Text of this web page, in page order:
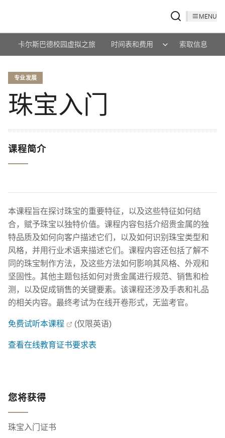
MENU
卡尔斯巴德校园虚拟之旅 时间表和费用 索取信息
专业发展
珠宝入门
课程简介
本课程旨在探讨珠宝的重要特征，以及这些特征如何结
合，赋予珠宝以独特价值。课程内容包括介绍贵金属的独
特品质及如何向客户描述它们，以及如何识别珠宝类型和
风格，并用行业术语来描述它们。课程内容还包括了解不
同的珠宝制作方法，及这些方法如何影响其风格、外观和
坚固性。其他主题包括如何对贵金属进行规范、销售和检
测，以及促成销售的关键要素。该课程还涉及手表和礼品
的相关内容。最终考试为在线开卷形式，无监考官。
免费试听本课程 (仅限英语)
查看在线教育证书要求表
您将获得
珠宝入门证书